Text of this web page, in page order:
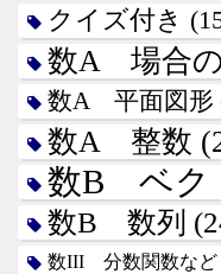
クイズ付き
数A 場合
数A 平面図形
数A 整数
数B ベク
数B 数列
数III 分数関数など